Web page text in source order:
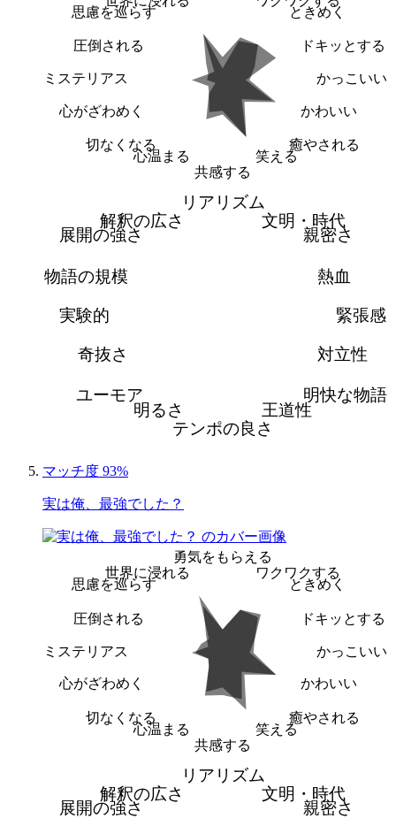
ときめく
ドキッとする
かっこいい
かわいい
癒やされる
笑える
共感する
心温まる
切なくなる
心がざわめく
ミステリアス
圧倒される
思慮を巡らす
リアリズム
文明・時代
親密さ
熱血
緊張感
対立性
明快な物語
王道性
テンポの良さ
明るさ
ユーモア
奇抜さ
実験的
物語の規模
展開の強さ
解釈の広さ
マッチ度 93%
実は俺、最強でした？
勇気をもらえる
ワクワクする
ときめく
ドキッとする
かっこいい
かわいい
癒やされる
笑える
共感する
心温まる
切なくなる
心がざわめく
ミステリアス
圧倒される
思慮を巡らす
世界に浸れる
リアリズム
文明・時代
親密さ
展開の強さ
解釈の広さ